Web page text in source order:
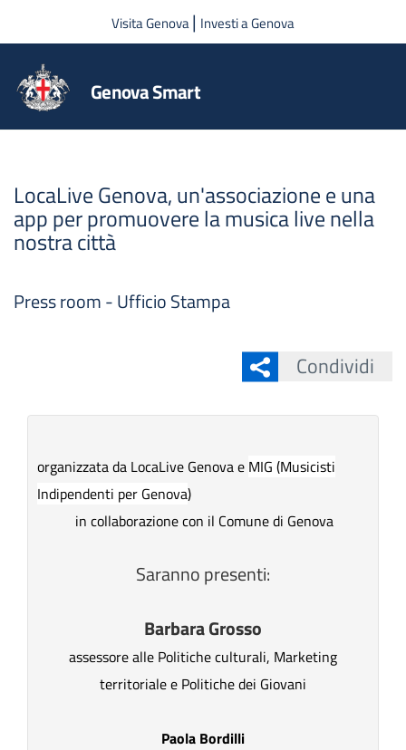
Salta al contenuto principale
Visita Genova| Investi a Genova
Genova Smart
LocaLive Genova, un'associazione e una
app per promuovere la musica live nella
nostra città
Press room - Ufficio Stampa
Condividi
organizzata da LocaLive Genova e MIG (Musicisti
Indipendenti per Genova)
in collaborazione con il Comune di Genova
Saranno presenti:
Barbara Grosso
assessore alle Politiche culturali, Marketing
territoriale e Politiche dei Giovani
Paola Bordilli